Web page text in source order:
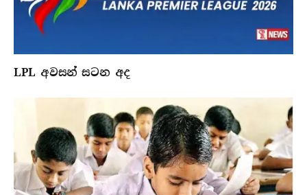
LPL අවසන් සටන අද